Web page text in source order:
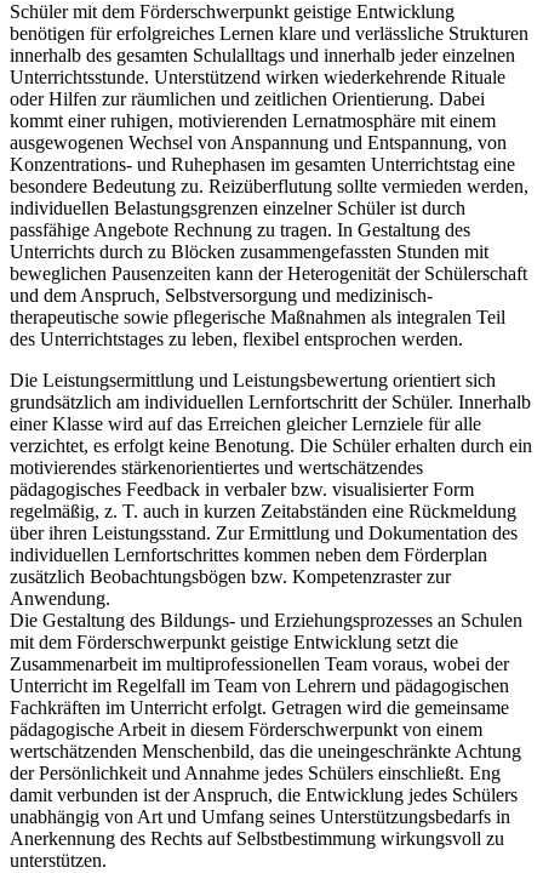
Schüler mit dem Förderschwerpunkt geistige Entwicklung
benötigen für erfolgreiches Lernen klare und verlässliche Strukturen
innerhalb des gesamten Schulalltags und innerhalb jeder einzelnen
Unterrichtsstunde. Unterstützend wirken wiederkehrende Rituale
oder Hilfen zur räumlichen und zeitlichen Orientierung. Dabei
kommt einer ruhigen, motivierenden Lernatmosphäre mit einem
ausgewogenen Wechsel von Anspannung und Entspannung, von
Konzentrations- und Ruhephasen im gesamten Unterrichtstag eine
besondere Bedeutung zu. Reizüberflutung sollte vermieden werden,
individuellen Belastungsgrenzen einzelner Schüler ist durch
passfähige Angebote Rechnung zu tragen. In Gestaltung des
Unterrichts durch zu Blöcken zusammengefassten Stunden mit
beweglichen Pausenzeiten kann der Heterogenität der Schülerschaft
und dem Anspruch, Selbstversorgung und medizinisch-
therapeutische sowie pflegerische Maßnahmen als integralen Teil
des Unterrichtstages zu leben, flexibel entsprochen werden.
Die Leistungsermittlung und Leistungsbewertung orientiert sich
grundsätzlich am individuellen Lernfortschritt der Schüler. Innerhalb
einer Klasse wird auf das Erreichen gleicher Lernziele für alle
verzichtet, es erfolgt keine Benotung. Die Schüler erhalten durch ein
motivierendes stärkenorientiertes und wertschätzendes
pädagogisches Feedback in verbaler bzw. visualisierter Form
regelmäßig, z. T. auch in kurzen Zeitabständen eine Rückmeldung
über ihren Leistungsstand. Zur Ermittlung und Dokumentation des
individuellen Lernfortschrittes kommen neben dem Förderplan
zusätzlich Beobachtungsbögen bzw. Kompetenzraster zur
Anwendung.
Die Gestaltung des Bildungs- und Erziehungsprozesses an Schulen
mit dem Förderschwerpunkt geistige Entwicklung setzt die
Zusammenarbeit im multiprofessionellen Team voraus, wobei der
Unterricht im Regelfall im Team von Lehrern und pädagogischen
Fachkräften im Unterricht erfolgt. Getragen wird die gemeinsame
pädagogische Arbeit in diesem Förderschwerpunkt von einem
wertschätzenden Menschenbild, das die uneingeschränkte Achtung
der Persönlichkeit und Annahme jedes Schülers einschließt. Eng
damit verbunden ist der Anspruch, die Entwicklung jedes Schülers
unabhängig von Art und Umfang seines Unterstützungsbedarfs in
Anerkennung des Rechts auf Selbstbestimmung wirkungsvoll zu
unterstützen.